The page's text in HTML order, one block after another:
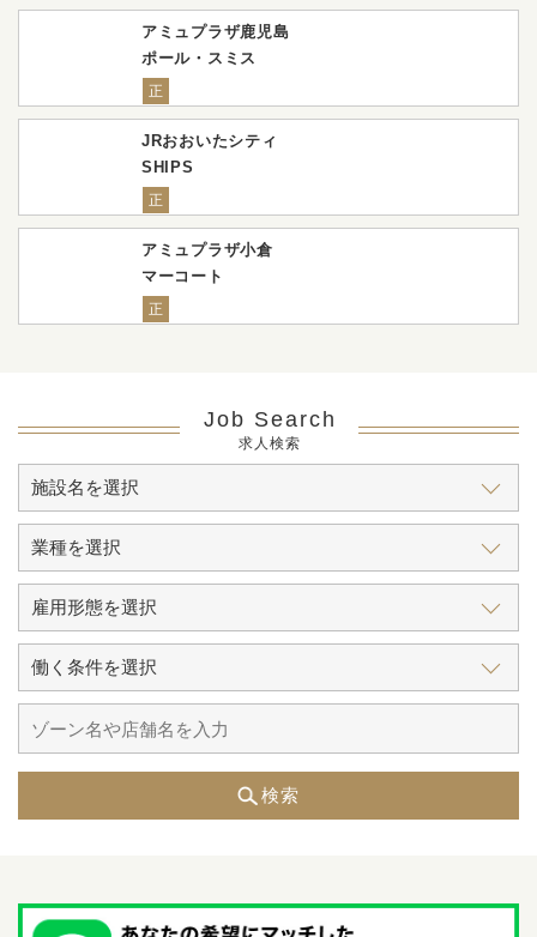
アミュプラザ鹿児島
ポール・スミス
正
JRおおいたシティ
SHIPS
正
アミュプラザ小倉
マーコート
正
Job Search
求人検索
検索